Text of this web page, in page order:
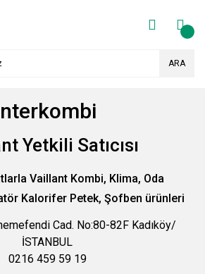
ARA
Yetkili Satıcısı
Vaillant Kombi, Klima, Oda
Kalorifer Petek, Şofben ürünleri
Cad. No:80-82F Kadıköy/
İSTANBUL
0216 459 59 19